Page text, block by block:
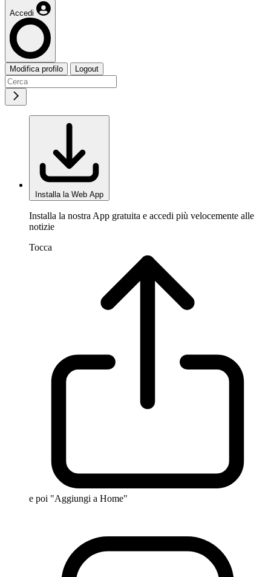
Accedi
Modifica profilo Logout
Installa la Web App
Installa la nostra App gratuita e accedi più velocemente alle
notizie
Tocca
e poi "Aggiungi a Home"